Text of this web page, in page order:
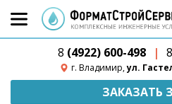
8 (4922) 600-498 | 8
г. Владимир,ул.
ЗАКАЗАТЬ